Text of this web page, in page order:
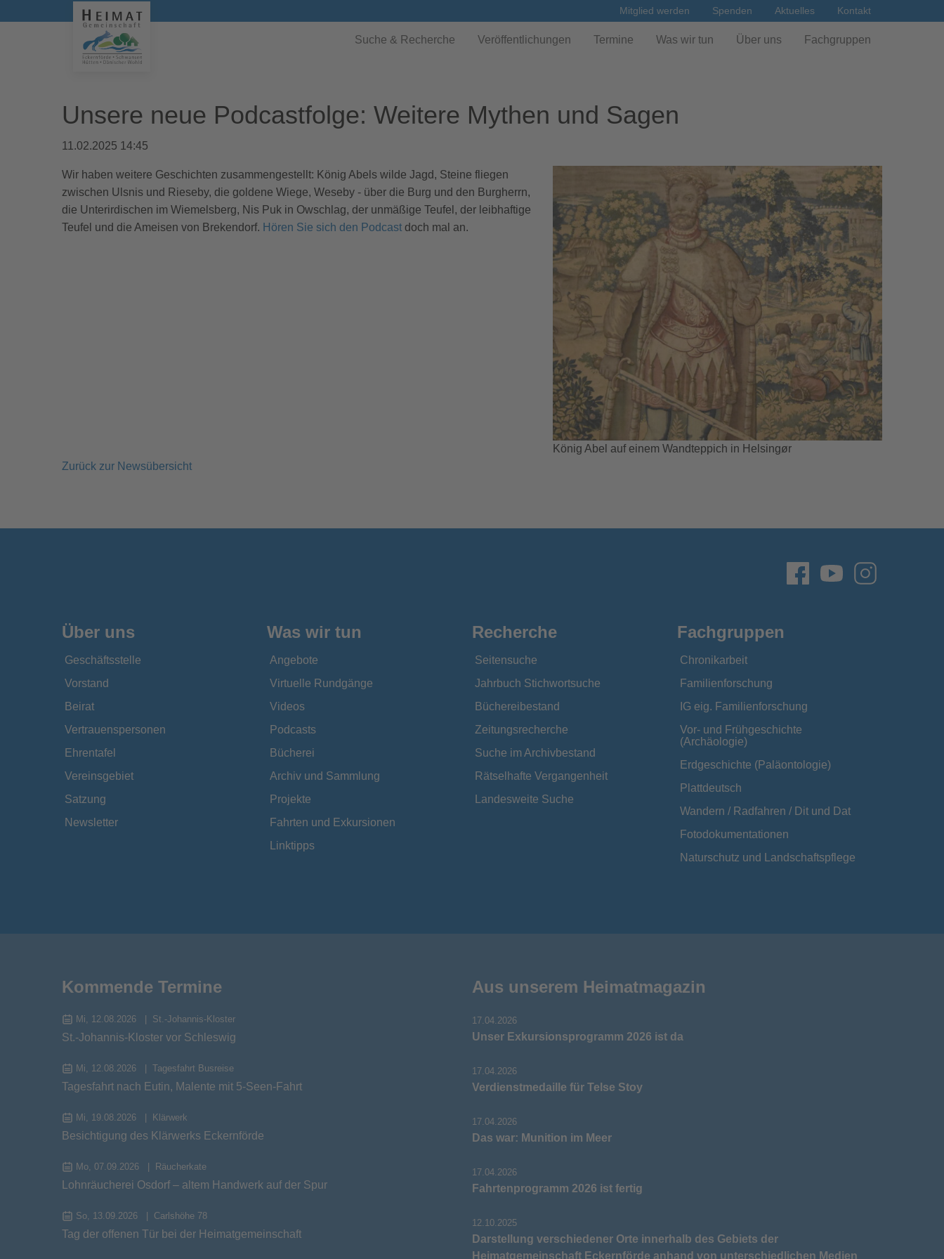
Mitglied werden Spenden Aktuelles Kontakt
Suche & Recherche Veröffentlichungen Termine Was wir tun Über uns Fachgruppen
Unsere neue Podcastfolge: Weitere Mythen und Sagen
11.02.2025 14:45
Wir haben weitere Geschichten zusammengestellt: König Abels wilde Jagd, Steine fliegen
zwischen Ulsnis und Rieseby, die goldene Wiege, Weseby - über die Burg und den Burgherrn,
die Unterirdischen im Wiemelsberg, Nis Puk in Owschlag, der unmäßige Teufel, der leibhaftige
Teufel und die Ameisen von Brekendorf. Hören Sie sich den Podcast doch mal an.
König Abel auf einem Wandteppich in Helsingør
Zurück zur Newsübersicht
Über uns
Geschäftsstelle
Vorstand
Beirat
Vertrauenspersonen
Ehrentafel
Vereinsgebiet
Satzung
Newsletter
Was wir tun
Angebote
Virtuelle Rundgänge
Videos
Podcasts
Bücherei
Archiv und Sammlung
Projekte
Fahrten und Exkursionen
Linktipps
Recherche
Seitensuche
Jahrbuch Stichwortsuche
Büchereibestand
Zeitungsrecherche
Suche im Archivbestand
Rätselhafte Vergangenheit
Landesweite Suche
Fachgruppen
Chronikarbeit
Familienforschung
IG eig. Familienforschung
Vor- und Frühgeschichte
(Archäologie)
Erdgeschichte (Paläontologie)
Plattdeutsch
Wandern / Radfahren / Dit und Dat
Fotodokumentationen
Naturschutz und Landschaftspflege
Kommende Termine
Mi, 12.08.2026 St.-Johannis-Kloster
St.-Johannis-Kloster vor Schleswig
Mi, 12.08.2026 Tagesfahrt Busreise
Tagesfahrt nach Eutin, Malente mit 5-Seen-Fahrt
Mi, 19.08.2026 Klärwerk
Besichtigung des Klärwerks Eckernförde
Mo, 07.09.2026 Räucherkate
Lohnräucherei Osdorf – altem Handwerk auf der Spur
So, 13.09.2026 Carlshöhe 78
Tag der offenen Tür bei der Heimatgemeinschaft
Aus unserem Heimatmagazin
17.04.2026
Unser Exkursionsprogramm 2026 ist da
17.04.2026
Verdienstmedaille für Telse Stoy
17.04.2026
Das war: Munition im Meer
17.04.2026
Fahrtenprogramm 2026 ist fertig
12.10.2025
Darstellung verschiedener Orte innerhalb des Gebiets der
Heimatgemeinschaft Eckernförde anhand von unterschiedlichen Medien